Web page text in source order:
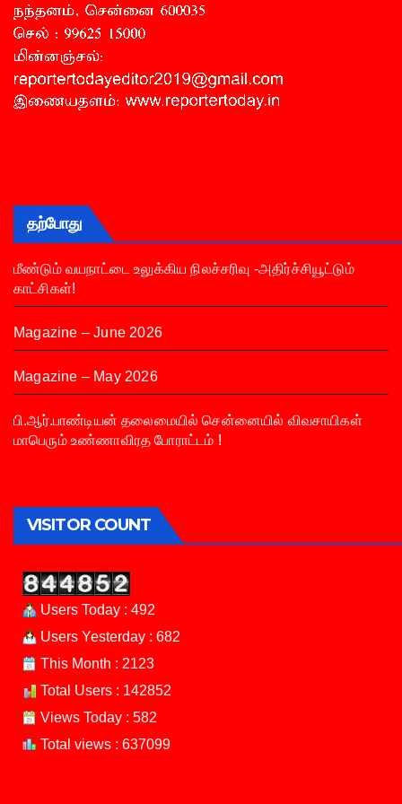
தற்போது
மீண்டும் வயநாட்டை உலுக்கிய நிலச்சரிவு -அதிர்ச்சியூட்டும்
காட்சிகள்!
Magazine – June 2026
Magazine – May 2026
பி.ஆர்.பாண்டியன் தலைமையில் சென்னையில் விவசாயிகள்
மாபெரும் உண்ணாவிரத போராட்டம் !
VISITOR COUNT
Users Today : 492
Users Yesterday : 682
This Month : 2123
Total Users : 142852
Views Today : 582
Total views : 637099